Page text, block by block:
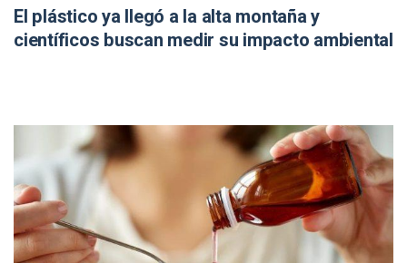
El plástico ya llegó a la alta montaña y
científicos buscan medir su impacto ambiental